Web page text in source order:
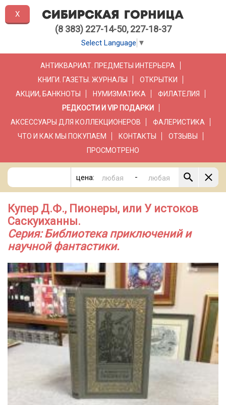
(8 383) 227-14-50, 227-18-37
Select Language ▼
АНТИКВАРИАТ. ПРЕДМЕТЫ ИНТЕРЬЕРА
КНИГИ. ГАЗЕТЫ. ЖУРНАЛЫ
ОТКРЫТКИ
АКЦИИ, БАНКНОТЫ
НУМИЗМАТИКА
ФИЛАТЕЛИЯ
РЕДКОСТИ И VIP ПОДАРКИ
АКСЕССУАРЫ ДЛЯ КОЛЛЕКЦИОНЕРОВ
ФАЛЕРИСТИКА
ЧТО И КАК МЫ ПОКУПАЕМ
КОНТАКТЫ
ОТЗЫВЫ
ПРОСМОТРЕНО
цена: -
Купер Д.Ф., Пионеры, или У истоков
Саскуиханны.
Серия: Библиотека приключений и
научной фантастики.
X